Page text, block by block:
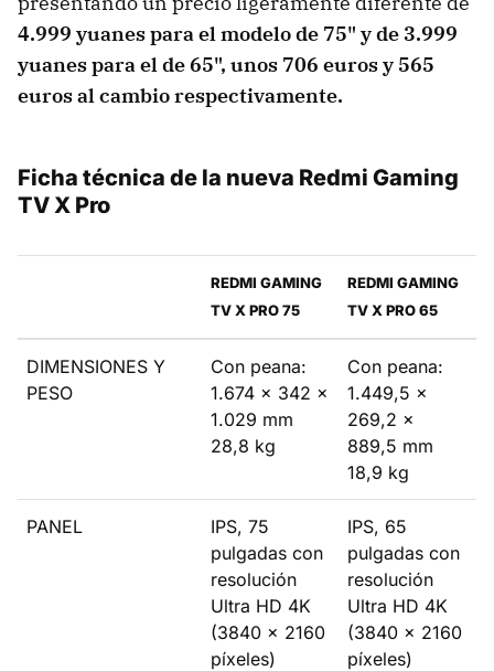
4.999 yuanes para el modelo de 75" y de 3.999
yuanes para el de 65", unos 706 euros y 565
euros al cambio respectivamente.
Ficha técnica de la nueva Redmi Gaming
TV X Pro
REDMI GAMING
TV X PRO 75
REDMI GAMING
TV X PRO 65
DIMENSIONES Y
PESO
Con peana:
1.674 x 342 x
1.029 mm
28,8 kg
Con peana:
1.449,5 x
269,2 x
889,5 mm
18,9 kg
PANEL
IPS, 75
pulgadas con
resolución
Ultra HD 4K
(3840 x 2160
píxeles)
IPS, 65
pulgadas con
resolución
Ultra HD 4K
(3840 x 2160
píxeles)